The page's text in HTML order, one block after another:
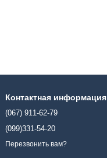
Контактная информация
(067) 911-62-79
(099)331-54-20
Перезвонить вам?